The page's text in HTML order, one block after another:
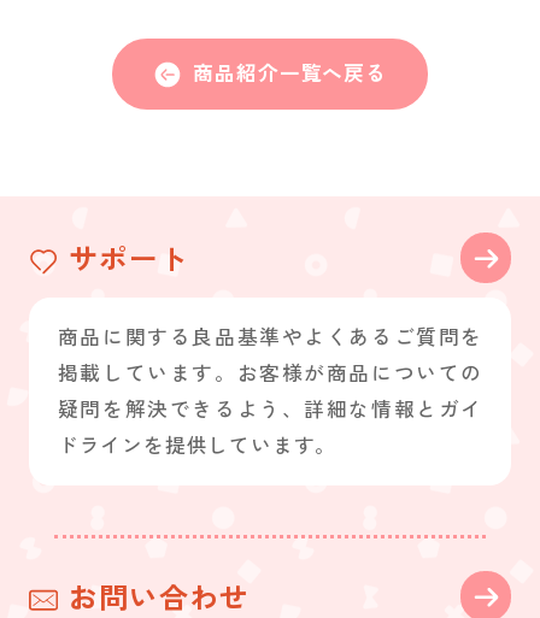
商品紹介一覧へ戻る
サポート
商品に関する良品基準やよくあるご質問を
掲載しています。お客様が商品についての
疑問を解決できるよう、詳細な情報とガイ
ドラインを提供しています。
お問い合わせ